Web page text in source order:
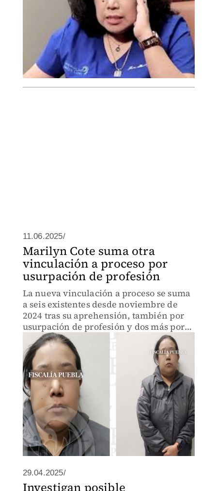
11.06.2025/
Marilyn Cote suma otra
vinculación a proceso por
usurpación de profesión
La nueva vinculación a proceso se suma
a seis existentes desde noviembre de
2024 tras su aprehensión, también por
usurpación de profesión y dos más por
amenazas.
29.04.2025/
Investigan posible